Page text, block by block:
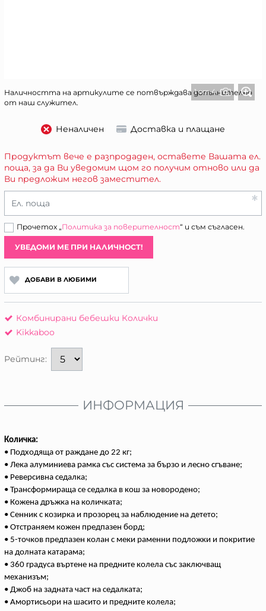
1 от 4
Наличността на артикулите се потвърждава допълнително
от наш служител.
Неналичен Доставка и плащане
Продуктът вече е разпродаден, оставете Вашата ел.
поща, за да Ви уведомим щом го получим отново или да
Ви предложим негов заместител.
Ел. поща
Прочетох „Политика за поверителност“ и съм съгласен.
УВЕДОМИ МЕ ПРИ НАЛИЧНОСТ!
ДОБАВИ В ЛЮБИМИ
Комбинирани бебешки Колички
Kikkaboo
Рейтинг:
ИНФОРМАЦИЯ
Количка:
• Подходяща от раждане до 22 кг;
• Лека алуминиева рамка със система за бързо и лесно сгъване;
• Реверсивна седалка;
• Трансформираща се седалка в кош за новородено;
• Кожена дръжка на количката;
• Сенник с козирка и прозорец за наблюдение на детето;
• Отстраняем кожен предпазен борд;
• 5-точков предпазен колан с меки раменни подложки и покритие
на долната катарама;
• 360 градуса въртене на предните колела със заключващ
механизъм;
• Джоб на задната част на седалката;
• Амортисьори на шасито и предните колела;